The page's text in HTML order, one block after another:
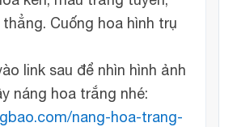
Cuống hoa hình trụ
link sau để nhìn hình ảnh
náng hoa trắng nhé:
nang-hoa-trang-